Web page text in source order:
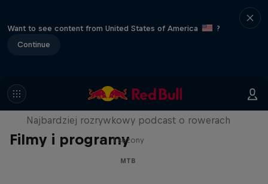
Want to see content from United States of America
?
Continue
Filmy i programy
Just Ride
Najbardziej rozrywkowy podcast o rowerach
1 sezony
MTB